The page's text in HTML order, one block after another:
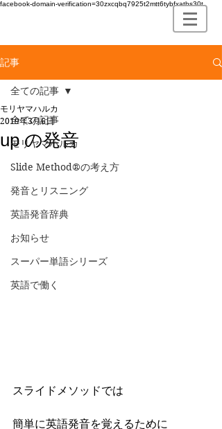
facebook-domain-verification=30zxcqbq7925t2mtt6tybfxatbs30t
記事
全ての記事
モリヤマハルカ
Slide Method®の考え方
発音とリスニング
英語発音辞典
お知らせ
スーパー単語シリーズ
英語で働く
全ての記事
up の発音
モリヤマハルカ
2019年3月6日
スライドメソッドでは
簡単に英語発音を覚えるために